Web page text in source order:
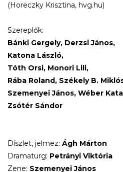
(Horeczky Krisztina, hvg.hu)
Szereplők:
Bánki Gergely, Derzsi János,
Katona László,
Tóth Orsi, Monori Lili,
Rába Roland, Székely B.
Szemenyei János, Wéber
Zsótér Sándor
Díszlet, jelmez: Ágh Márton
Dramaturg: Petrányi Viktória
Zene: Szemenyei János